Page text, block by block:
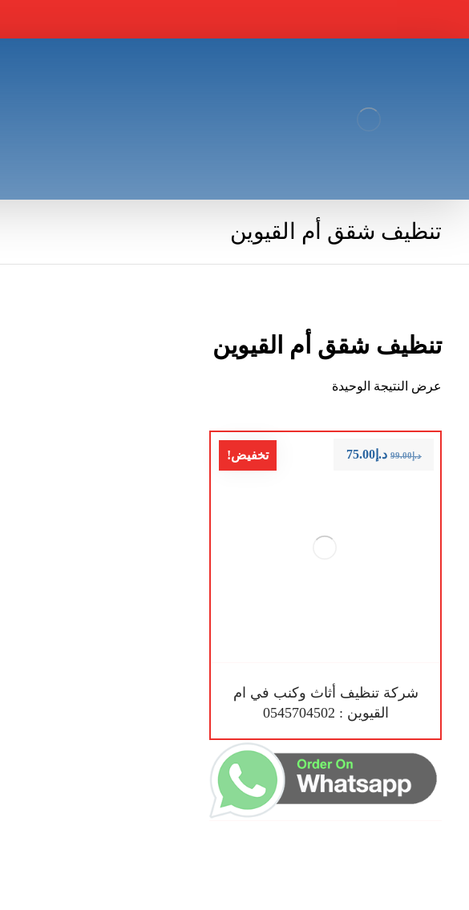
تنظيف شقق أم القيوين
تنظيف شقق أم القيوين
عرض النتيجة الوحيدة
تخفيض!
شركة تنظيف أثاث وكنب في ام
القيوين : 0545704502
د.إ99.00 د.إ 75.00